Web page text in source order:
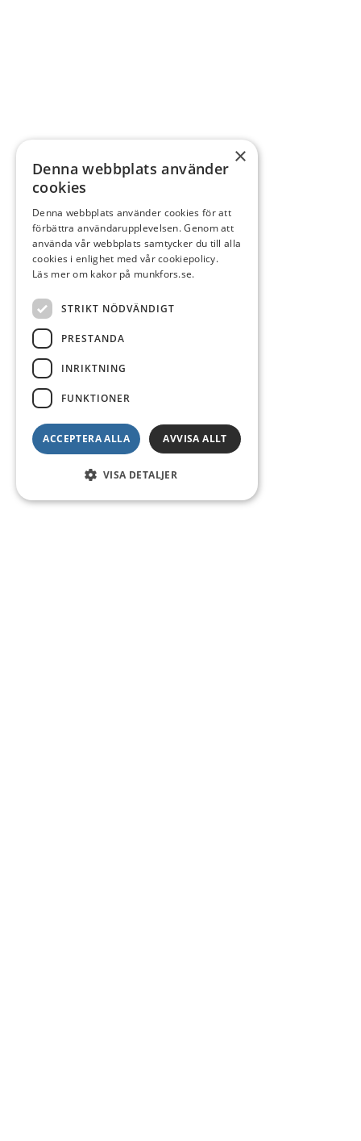
×
Denna webbplats använder
cookies
Denna webbplats använder cookies för att
förbättra användarupplevelsen. Genom att
använda vår webbplats samtycker du till alla
cookies i enlighet med vår cookiepolicy.
Läs mer om kakor på munkfors.se.
STRIKT NÖDVÄNDIGT
PRESTANDA
INRIKTNING
FUNKTIONER
ACCEPTERA ALLA AVVISA ALLT
VISA DETALJER